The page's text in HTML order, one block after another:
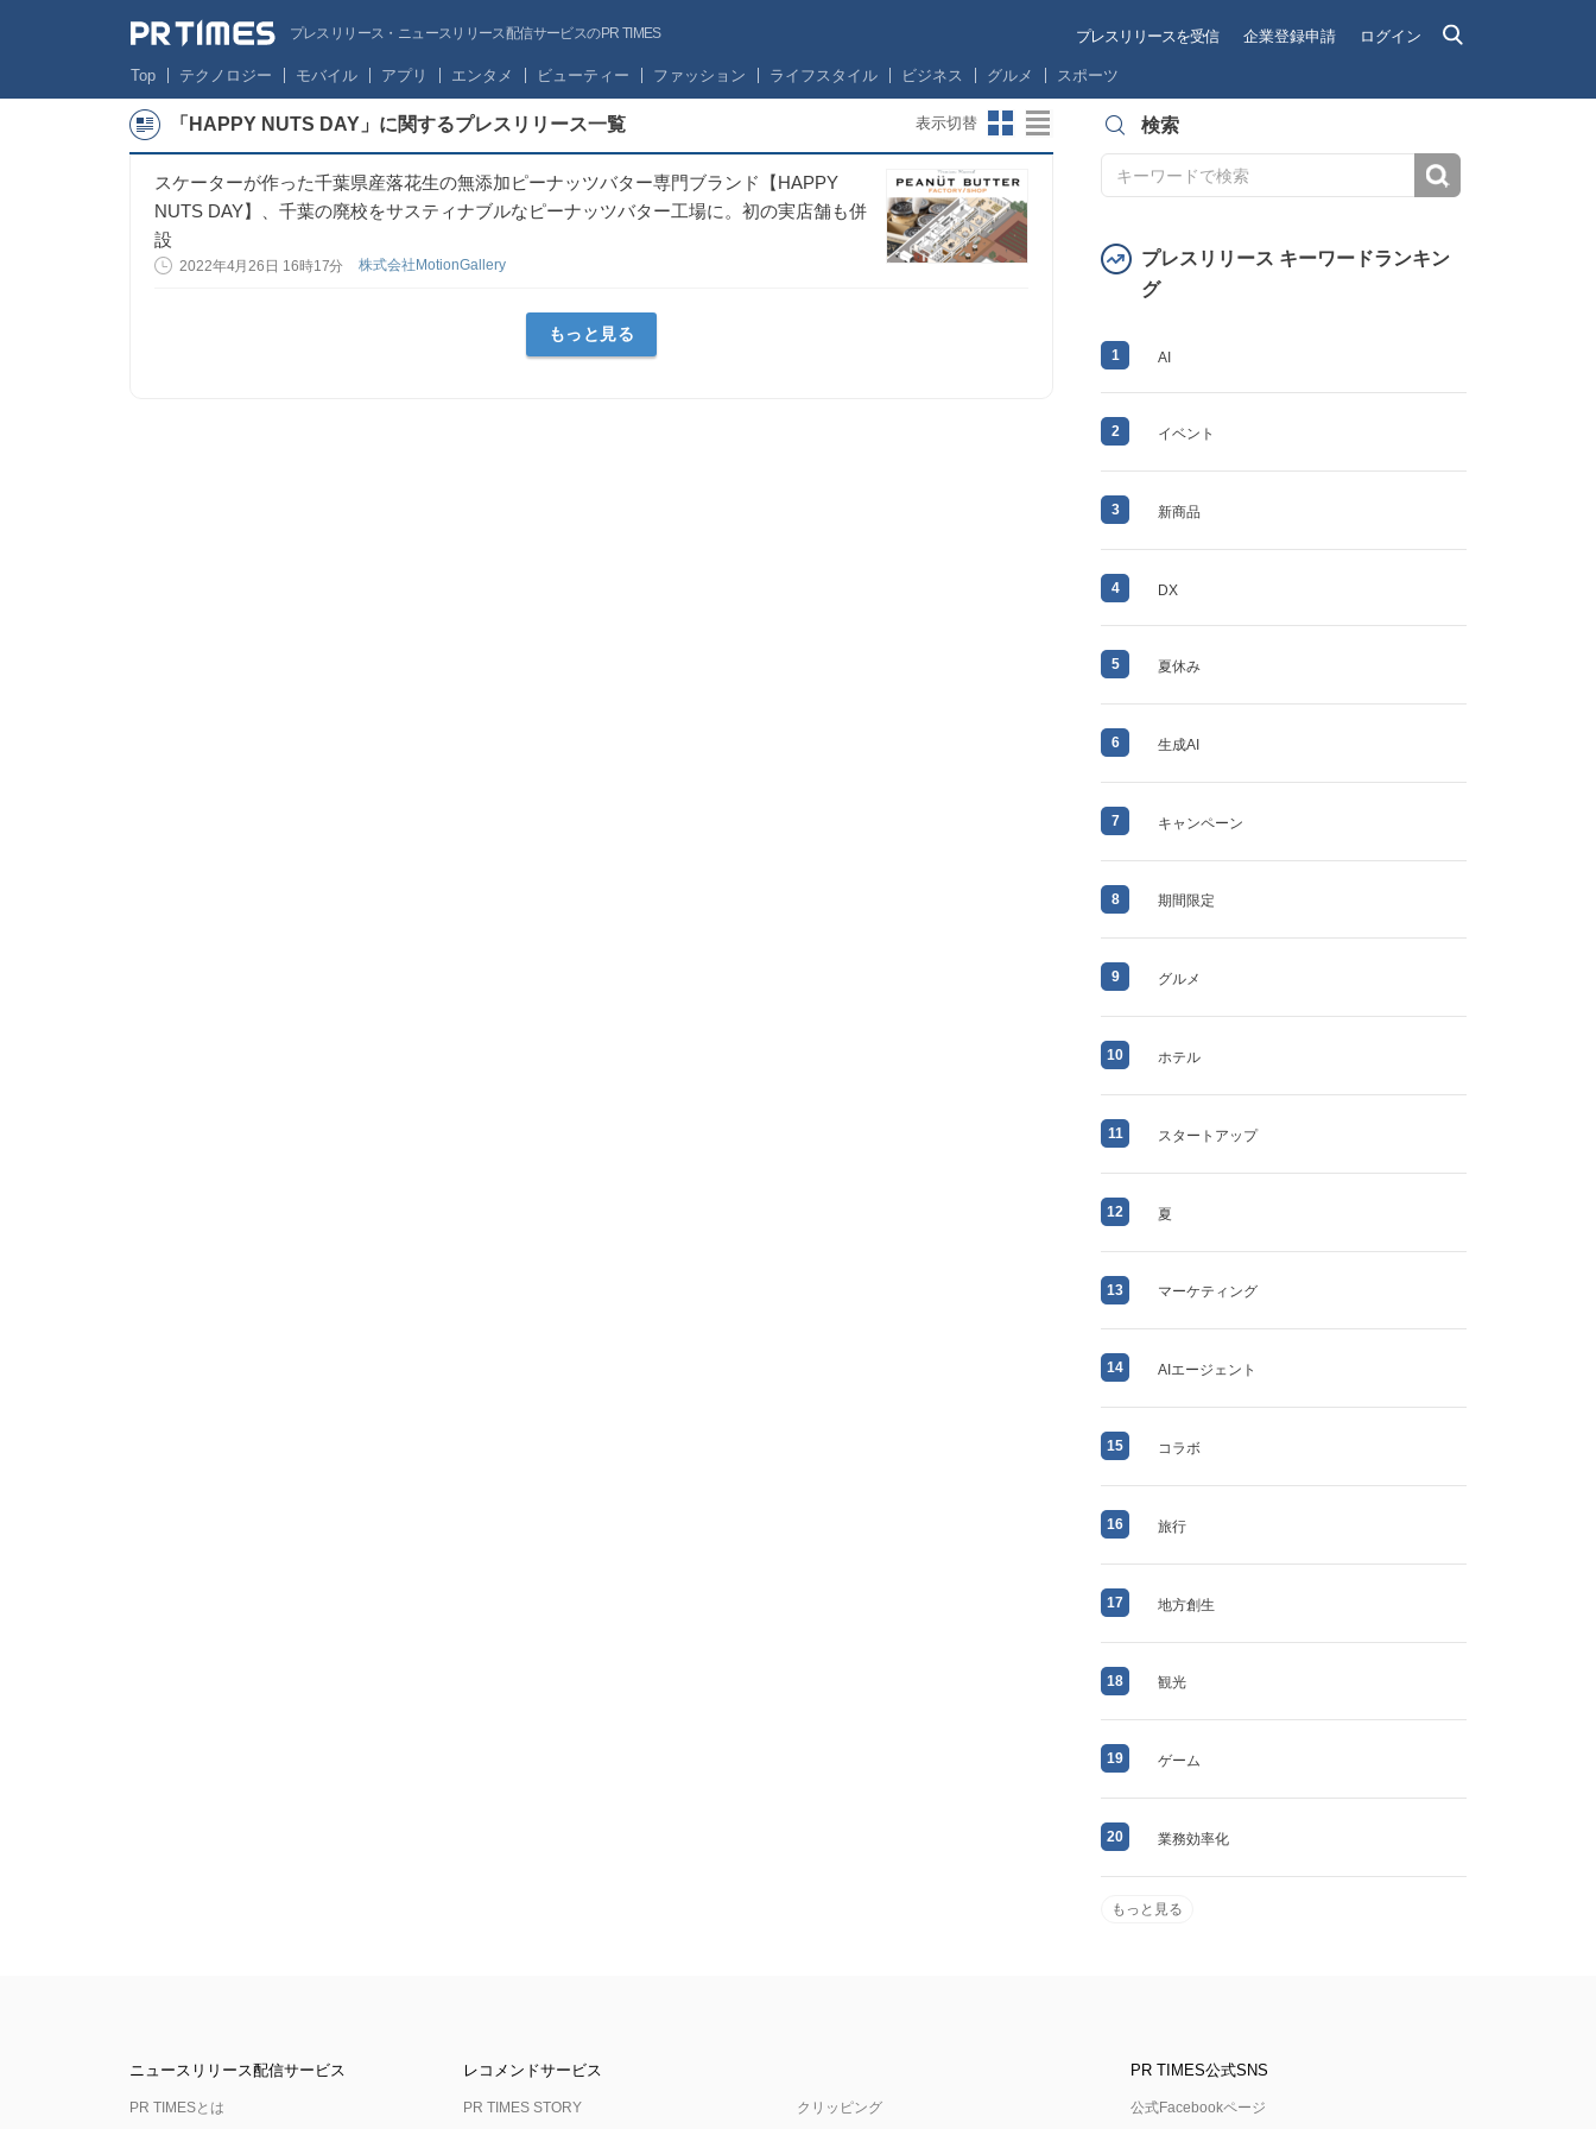
プレスリリース・ニュースリリース配信サービスのPR TIMES プレスリリースを受信 企業登録申請 ログイン
Top テクノロジー モバイル アプリ エンタメ ビューティー ファッション ライフスタイル ビジネス グルメ スポーツ
「HAPPY NUTS DAY」に関するプレスリリース一覧 表示切替
スケーターが作った千葉県産落花生の無添加ピーナッツバター専門ブランド【HAPPY
NUTS DAY】、千葉の廃校をサスティナブルなピーナッツバター工場に。初の実店舗も併
設
2022年4月26日 16時17分 株式会社MotionGallery
もっと見る
検索
プレスリリース キーワードランキン
グ
1 AI
2 イベント
3 新商品
4 DX
5 夏休み
6 生成AI
7 キャンペーン
8 期間限定
9 グルメ
10 ホテル
11 スタートアップ
12 夏
13 マーケティング
14 AIエージェント
15 コラボ
16 旅行
17 地方創生
18 観光
19 ゲーム
20 業務効率化
もっと見る
ニュースリリース配信サービス
PR TIMESとは
レコメンドサービス
PR TIMES STORY クリッピング
PR TIMES公式SNS
公式Facebookページ